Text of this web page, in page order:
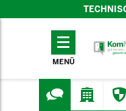
TECHNISCHES
MENÜ